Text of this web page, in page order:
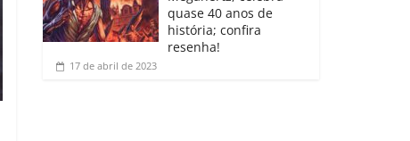
quase 40 anos de
história; confira
resenha!
17 de abril de 2023